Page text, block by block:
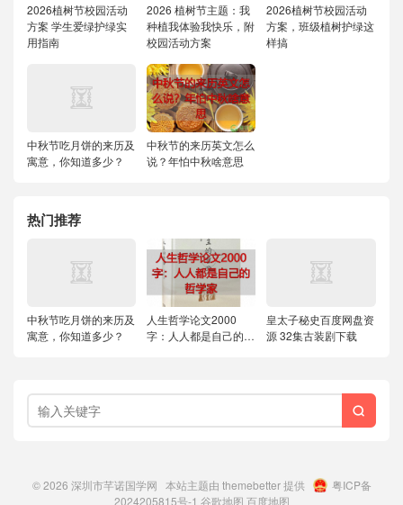
2026植树节校园活动
方案 学生爱绿护绿实
用指南
2026 植树节主题：我
种植我体验我快乐，附
校园活动方案
2026植树节校园活动
方案，班级植树护绿这
样搞
中秋节吃月饼的来历及
寓意，你知道多少？
中秋节的来历英文怎么
说？年怕中秋啥意思
热门推荐
中秋节吃月饼的来历及
寓意，你知道多少？
人生哲学论文2000
字：人人都是自己的哲
皇太子秘史百度网盘资
源 32集古装剧下载

© 2026 深圳市芊诺国学网 本站主题由 themebetter提供
粤ICP备
2024205815号-1 谷歌地图 百度地图